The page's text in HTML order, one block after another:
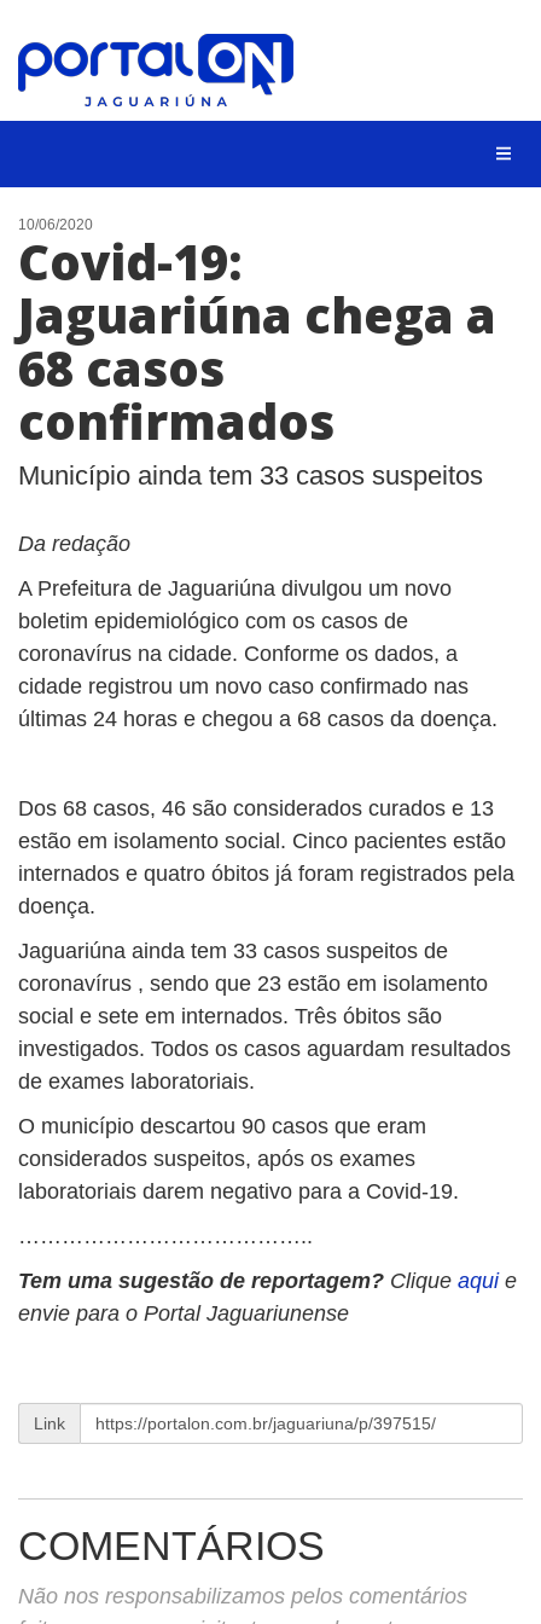
NOTÍCIAS
LISTA DIGITAL
CONTATO
ANUNCIE
10/06/2020
Covid-19:
Jaguariúna chega a
68 casos
confirmados
Município ainda tem 33 casos suspeitos
Da redação
A Prefeitura de Jaguariúna divulgou um novo
boletim epidemiológico com os casos de
coronavírus na cidade. Conforme os dados, a
cidade registrou um novo caso confirmado nas
últimas 24 horas e chegou a 68 casos da doença.
Dos 68 casos, 46 são considerados curados e 13
estão em isolamento social. Cinco pacientes estão
internados e quatro óbitos já foram registrados pela
doença.
Jaguariúna ainda tem 33 casos suspeitos de
coronavírus , sendo que 23 estão em isolamento
social e sete em internados. Três óbitos são
investigados. Todos os casos aguardam resultados
de exames laboratoriais.
O município descartou 90 casos que eram
considerados suspeitos, após os exames
laboratoriais darem negativo para a Covid-19.
…………………………………..
Tem uma sugestão de reportagem? Clique aqui e
envie para o Portal Jaguariunense
Link
COMENTÁRIOS
Não nos responsabilizamos pelos comentários